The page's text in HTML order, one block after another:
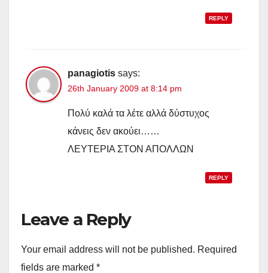
REPLY
panagiotis says:
26th January 2009 at 8:14 pm
Πολύ καλά τα λέτε αλλά δύστυχος
κάνεις δεν ακούει……
ΛΕΥΤΕΡΙΑ ΣΤΟΝ ΑΠΟΛΛΩΝ
REPLY
Leave a Reply
Your email address will not be published. Required
fields are marked *